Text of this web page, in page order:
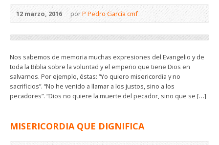
12 marzo, 2016 porP Pedro García cmf
Nos sabemos de memoria muchas expresiones del Evangelio y de
toda la Biblia sobre la voluntad y el empeño que tiene Dios en
salvarnos. Por ejemplo, éstas: “Yo quiero misericordia y no
sacrificios”. “No he venido a llamar a los justos, sino a los
pecadores”. “Dios no quiere la muerte del pecador, sino que se […]
MISERICORDIA QUE DIGNIFICA